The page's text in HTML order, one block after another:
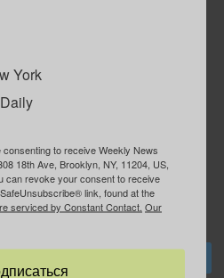
Группа “ИЩУ СОВЕТА”
ForumDaily
York
to receive Weekly News
18th Ave, Brooklyn, NY, 11204, US,
can revoke your consent to receive
link, found at the
serviced by Constant Contact. Our